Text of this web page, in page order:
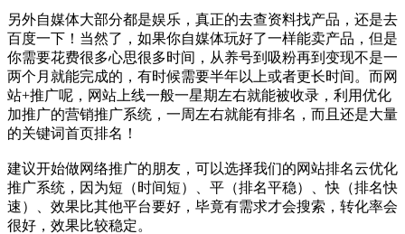
另外自媒体大部分都是娱乐，真正的去查资料找产品，还是去
百度一下！当然了，如果你自媒体玩好了一样能卖产品，但是
你需要花费很多心思很多时间，从养号到吸粉再到变现不是一
两个月就能完成的，有时候需要半年以上或者更长时间。而网
站+推广呢，网站上线一般一星期左右就能被收录，利用优化
加推广的营销推广系统，一周左右就能有排名，而且还是大量
的关键词首页排名！
建议开始做网络推广的朋友，可以选择我们的网站排名云优化
推广系统，因为短（时间短）、平（排名平稳）、快（排名快
速）、效果比其他平台要好，毕竟有需求才会搜索，转化率会
很好，效果比较稳定。